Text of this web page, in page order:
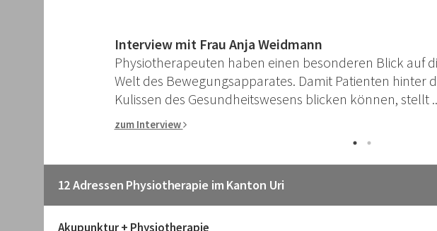
Interview mit Frau Anja Weidmann
Physiotherapeuten haben einen besonderen Blick auf
Welt des Bewegungsapparates. Damit Patienten hinter
Kulissen des Gesundheitswesens blicken können, stellt
zum Interview
12 Adressen Physiotherapie im Kanton Uri
Akupunktur + Physiotherapie